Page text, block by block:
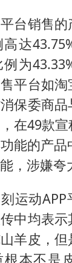
台销售
达
为
平台如
保委商
在49款
能的产
，涉嫌夸
运动APP
中均表
羊皮，但
本不是